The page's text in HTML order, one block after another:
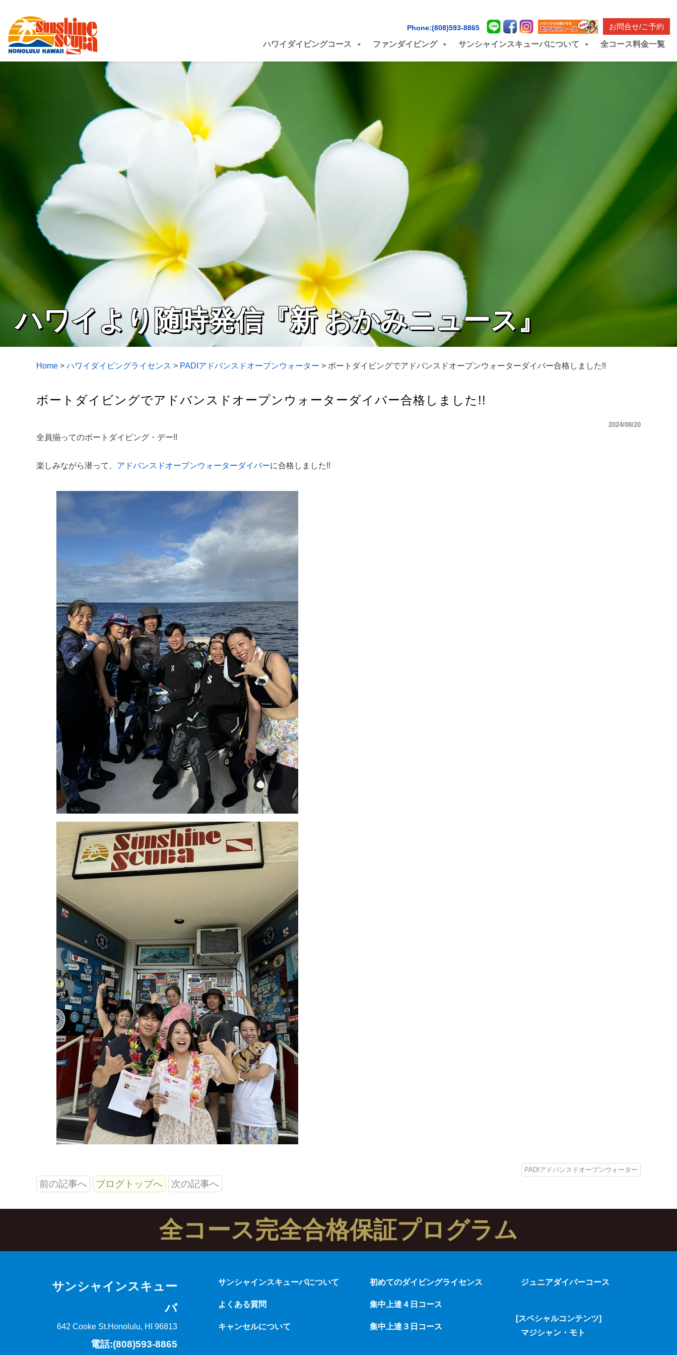
Phone:(808)593-8865 お問合せ/ご予約
ハワイダイビングコース ファンダイビング サンシャインスキューバについて 全コース料金一覧
ハワイより随時発信『新 おかみニュース』
Home > ハワイダイビングライセンス > PADIアドバンスドオープンウォーター > ボートダイビングでアドバンスドオープンウォーターダイバー合格しました!!
ボートダイビングでアドバンスドオープンウォーターダイバー合格しました!!
2024/08/20
全員揃ってのボートダイビング・デー!!
楽しみながら潜って、 アドバンスドオープンウォーターダイバーに合格しました!!
PADIアドバンスドオープンウォーター
前の記事へ ブログトップへ 次の記事へ
全コース完全合格保証プログラム
サンシャインスキュー
バ
642 Cooke St.Honolulu, HI 96813
電話:(808)593-8865
サンシャインスキューバについて
よくある質問
キャンセルについて
初めてのダイビングライセンス
集中上達４日コース
集中上達３日コース
ジュニアダイバーコース
[スペシャルコンテンツ]
マジシャン・モト